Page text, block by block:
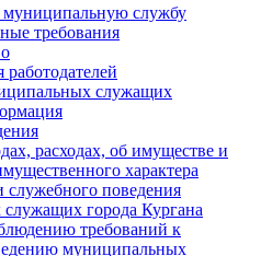
муниципальную службу
требования
служащих
расходах, об имуществе и
характера
служебного поведения
города Кургана
требований к
муниципальных